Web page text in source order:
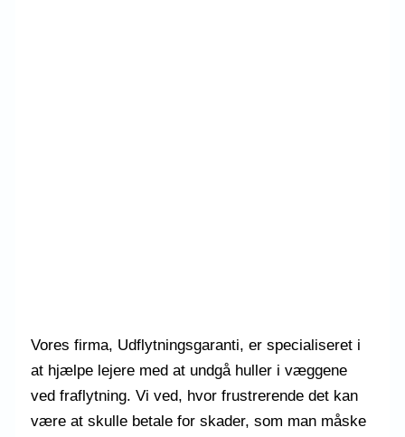
Vores firma, Udflytningsgaranti, er specialiseret i
at hjælpe lejere med at undgå huller i væggene
ved fraflytning. Vi ved, hvor frustrerende det kan
være at skulle betale for skader, som man måske